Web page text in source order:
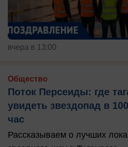
вчера в 13:00
Общество
Поток Персеиды: где
увидеть звездопад в
час
Рассказываем о лучших